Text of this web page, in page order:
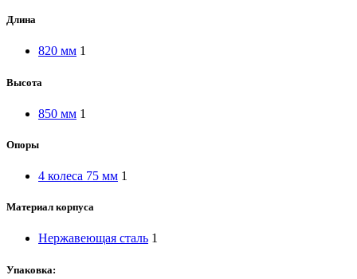
Длина
820 мм 1
Высота
850 мм 1
Опоры
4 колеса 75 мм 1
Материал корпуса
Нержавеющая сталь 1
Упаковка: